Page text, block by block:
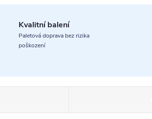
Kvalitní balení
Paletová doprava bez rizika
poškození